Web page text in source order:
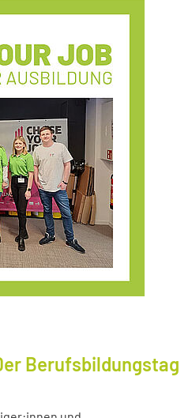
Berufsbildungstag